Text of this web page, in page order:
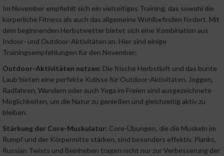
Im November empfiehlt sich ein vielseitiges Training, das sowohl die
körperliche Fitness als auch das allgemeine Wohlbefinden fördert. Mit
dem beginnenden Herbstwetter bietet sich eine Kombination aus
Indoor- und Outdoor-Aktivitäten an. Hier sind einige
Trainingsempfehlungen für den November:
Outdoor-Aktivitäten nutzen: Die frische Herbstluft und das bunte
Laub bieten eine perfekte Kulisse für Outdoor-Aktivitäten. Joggen,
Radfahren, Wandern oder auch Yoga im Freien sind ausgezeichnete
Möglichkeiten, um die Natur zu genießen und gleichzeitig aktiv zu
bleiben.
Stärkung der Core-Muskulatur: Core-Übungen, die die Muskeln im
Rumpf und der Körpermitte stärken, sind besonders effektiv. Planks,
Russian Twists und Beinheben tragen nicht nur zur Verbesserung der